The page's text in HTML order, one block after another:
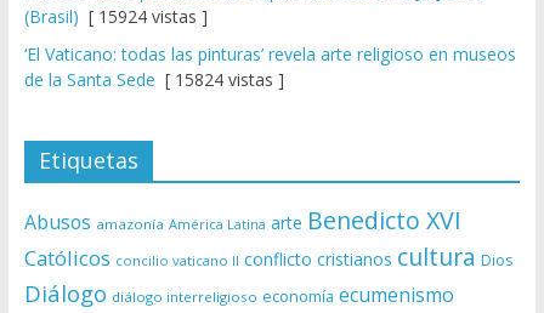
(Brasil) [ 15924 vistas ]
‘El Vaticano: todas las pinturas’ revela arte religioso en museos
de la Santa Sede [ 15824 vistas ]
Etiquetas
Abusos amazonía América Latina arte Benedicto XVI
Católicos concilio vaticano II conflicto cristianos cultura Dios
Diálogo diálogo interreligioso economía ecumenismo